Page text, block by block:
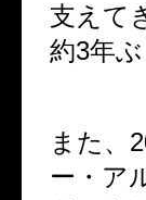
支えて
約3年
また、
ー・ア